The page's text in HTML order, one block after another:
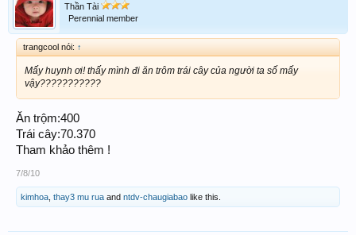
Thần Tài
Perennial member
trangcool nói: ↑
Mấy huynh ơi! thấy mình đi ăn trôm trái cây của người ta số mấy
vậy???????????
Ăn trộm:400
Trái cây:70.370
Tham khảo thêm !
7/8/10
kimhoa thay3 mu rua and ntdv-chaugiabao like this.